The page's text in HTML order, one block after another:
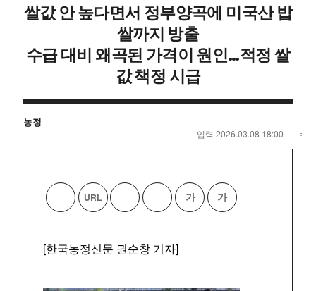
쌀값 안 높다면서 정부양곡에 미국산 밥
쌀까지 방출
수급 대비 왜곡된 가격이 원인…적정 쌀
값 책정 시급
농정
입력 2026.03.08 18:00 수
바
로
기
URL 다
른
유
찾
기
사
크
랩
가 가
[한국농정신문 권순창 기자]